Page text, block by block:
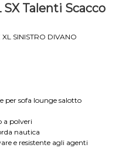
Talenti Scacco
SINISTRO DIVANO
per sofa lounge salotto
a polveri
nautica
e resistente agli agenti